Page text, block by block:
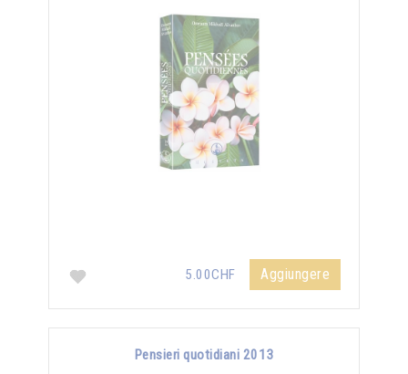
5.00CHF Aggiungere
Pensieri quotidiani 2013